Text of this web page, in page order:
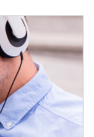
las bolsas.